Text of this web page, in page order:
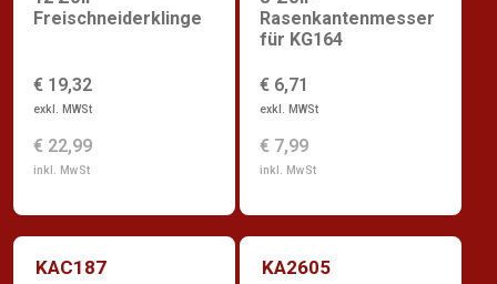
Freischneiderklinge
€ 19,32
exkl. MWSt
€ 22,99
inkl. MwSt
Rasenkantenmesser
für KG164
€ 6,71
exkl. MWSt
€ 7,99
inkl. MwSt
KAC187 KA2605